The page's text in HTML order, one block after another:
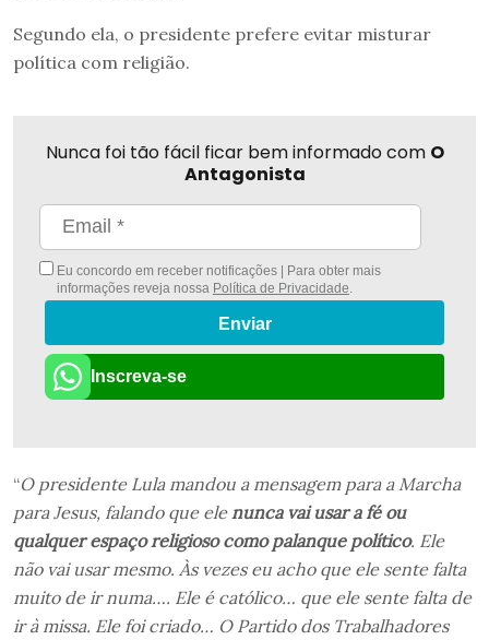
Segundo ela, o presidente prefere evitar misturar
política com religião.
Nunca foi tão fácil ficar bem informado com O
Antagonista
Eu concordo em receber notificações | Para obter mais
informações reveja nossa Política de Privacidade
Enviar
Inscreva-se
“O presidente Lula mandou a mensagem para a Marcha
para Jesus, falando que elenunca vai usar a fé ou
qualquer espaço religioso como palanque político. Ele
não vai usar mesmo. Às vezes eu acho que ele sente falta
muito de ir numa…. Ele é católico… que ele sente falta de
ir à missa. Ele foi criado… O Partido dos Trabalhadores